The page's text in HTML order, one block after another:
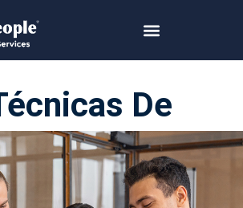
De
De
En Hoteles